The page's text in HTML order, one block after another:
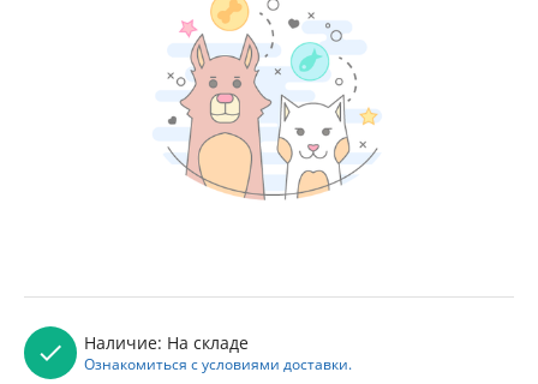
Наличие: На складе
Ознакомиться с условиями доставки.